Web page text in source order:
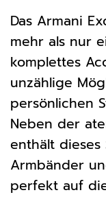
Das Armani
mehr als nur
komplettes
unzählige
persönlichen
Neben der
enthält dieses
Armbänder
perfekt auf